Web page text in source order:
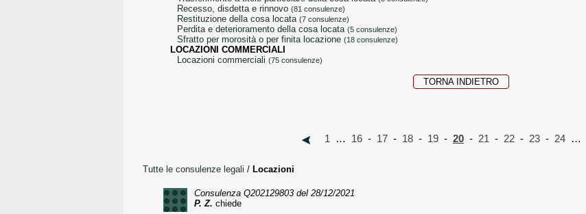
recesso, disdetta e rinnovo (81 consulenze)
restituzione della cosa locata (7 consulenze)
perdita e deterioramento della cosa locata (5 consulenze)
sfratto per morosità o per finita locazione (18 consulenze)
LOCAZIONI COMMERCIALI
locazioni commerciali (75 consulenze)
TORNA INDIETRO
1 … 16 - 17 - 18 - 19 - 20 - 21 - 22 - 23 - 24 …
Tutte le consulenze legali / Locazioni
Consulenza Q202129803 del 28/12/2021
P. Z. chiede